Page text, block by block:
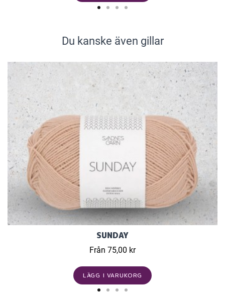
Du kanske även gillar
SUNDAY
Från 75,00 kr
LÄGG I VARUKORG